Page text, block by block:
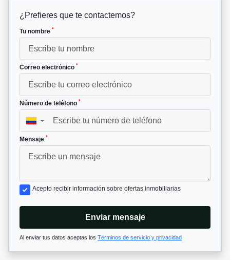
¿Prefieres que te contactemos?
Tu nombre *
Correo electrónico *
Número de teléfono *
▼
Mensaje *
Acepto recibir información sobre ofertas inmobiliarias
Enviar mensaje
Al enviar tus datos aceptas los Términos de servicio y privacidad